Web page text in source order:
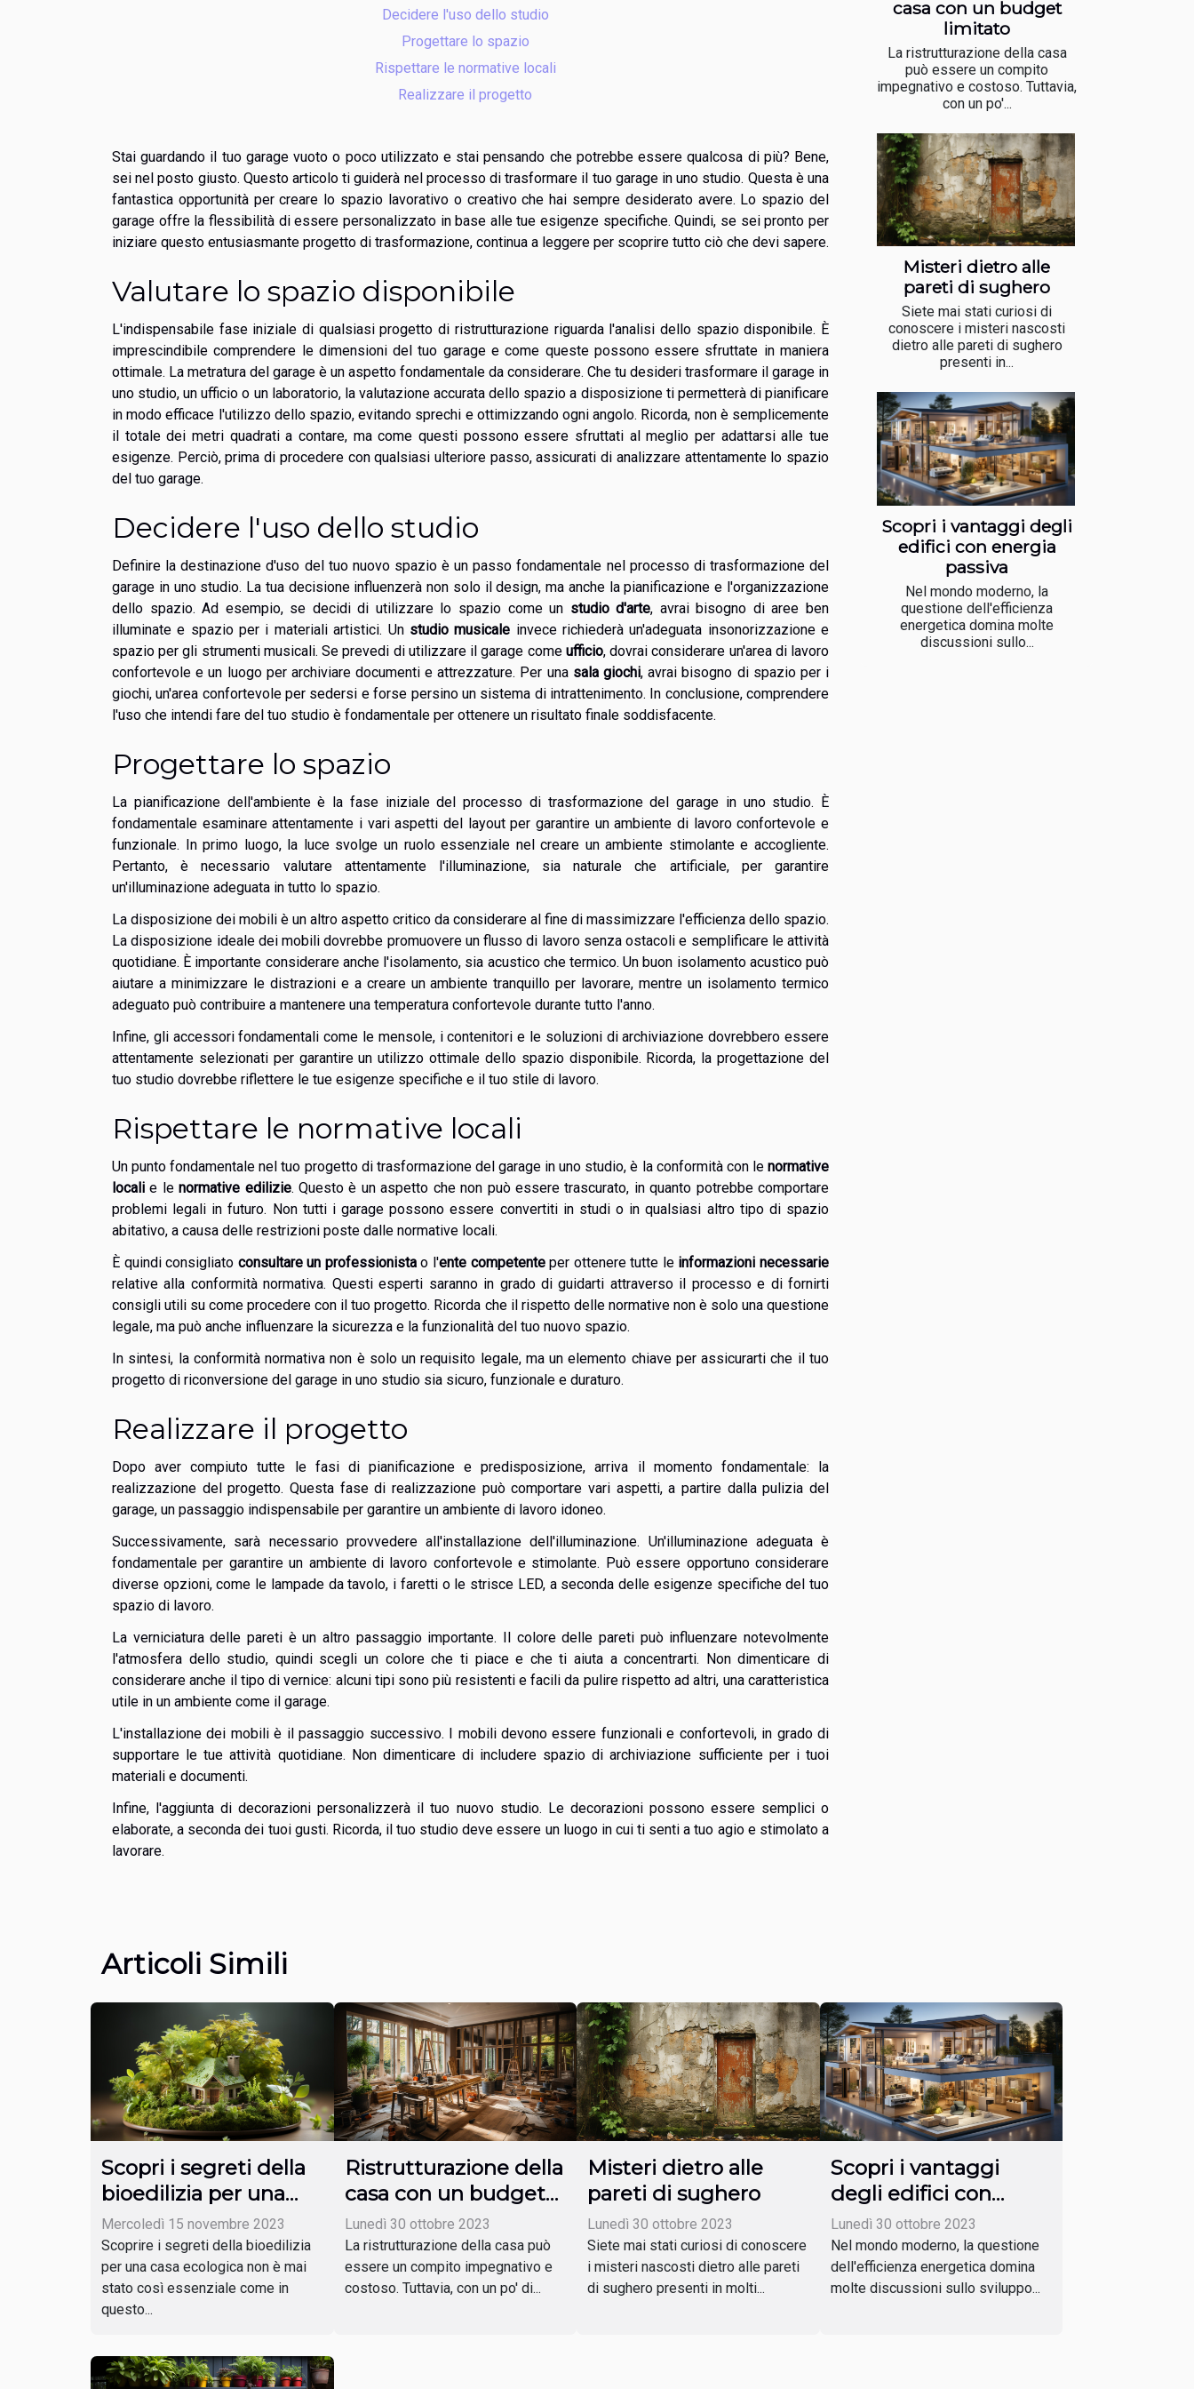
Decidere l'uso dello studio
Progettare lo spazio
Rispettare le normative locali
Realizzare il progetto
Stai guardando il tuo garage vuoto o poco utilizzato e stai pensando che potrebbe essere qualcosa di più? Bene,
sei nel posto giusto. Questo articolo ti guiderà nel processo di trasformare il tuo garage in uno studio. Questa è una
fantastica opportunità per creare lo spazio lavorativo o creativo che hai sempre desiderato avere. Lo spazio del
garage offre la flessibilità di essere personalizzato in base alle tue esigenze specifiche. Quindi, se sei pronto per
iniziare questo entusiasmante progetto di trasformazione, continua a leggere per scoprire tutto ciò che devi sapere.
Valutare lo spazio disponibile
L'indispensabile fase iniziale di qualsiasi progetto di ristrutturazione riguarda l'analisi dello spazio disponibile. È
imprescindibile comprendere le dimensioni del tuo garage e come queste possono essere sfruttate in maniera
ottimale. La metratura del garage è un aspetto fondamentale da considerare. Che tu desideri trasformare il garage in
uno studio, un ufficio o un laboratorio, la valutazione accurata dello spazio a disposizione ti permetterà di pianificare
in modo efficace l'utilizzo dello spazio, evitando sprechi e ottimizzando ogni angolo. Ricorda, non è semplicemente
il totale dei metri quadrati a contare, ma come questi possono essere sfruttati al meglio per adattarsi alle tue
esigenze. Perciò, prima di procedere con qualsiasi ulteriore passo, assicurati di analizzare attentamente lo spazio
del tuo garage.
Decidere l'uso dello studio
Definire la destinazione d'uso del tuo nuovo spazio è un passo fondamentale nel processo di trasformazione del
garage in uno studio. La tua decisione influenzerà non solo il design, ma anche la pianificazione e l'organizzazione
dello spazio. Ad esempio, se decidi di utilizzare lo spazio come un studio d'arte, avrai bisogno di aree ben
illuminate e spazio per i materiali artistici. Un studio musicale invece richiederà un'adeguata insonorizzazione e
spazio per gli strumenti musicali. Se prevedi di utilizzare il garage come ufficio, dovrai considerare un'area di lavoro
confortevole e un luogo per archiviare documenti e attrezzature. Per una sala giochi, avrai bisogno di spazio per i
giochi, un'area confortevole per sedersi e forse persino un sistema di intrattenimento. In conclusione, comprendere
l'uso che intendi fare del tuo studio è fondamentale per ottenere un risultato finale soddisfacente.
Progettare lo spazio
La pianificazione dell'ambiente è la fase iniziale del processo di trasformazione del garage in uno studio. È
fondamentale esaminare attentamente i vari aspetti del layout per garantire un ambiente di lavoro confortevole e
funzionale. In primo luogo, la luce svolge un ruolo essenziale nel creare un ambiente stimolante e accogliente.
Pertanto, è necessario valutare attentamente l'illuminazione, sia naturale che artificiale, per garantire
un'illuminazione adeguata in tutto lo spazio.
La disposizione dei mobili è un altro aspetto critico da considerare al fine di massimizzare l'efficienza dello spazio.
La disposizione ideale dei mobili dovrebbe promuovere un flusso di lavoro senza ostacoli e semplificare le attività
quotidiane. È importante considerare anche l'isolamento, sia acustico che termico. Un buon isolamento acustico può
aiutare a minimizzare le distrazioni e a creare un ambiente tranquillo per lavorare, mentre un isolamento termico
adeguato può contribuire a mantenere una temperatura confortevole durante tutto l'anno.
Infine, gli accessori fondamentali come le mensole, i contenitori e le soluzioni di archiviazione dovrebbero essere
attentamente selezionati per garantire un utilizzo ottimale dello spazio disponibile. Ricorda, la progettazione del
tuo studio dovrebbe riflettere le tue esigenze specifiche e il tuo stile di lavoro.
Rispettare le normative locali
Un punto fondamentale nel tuo progetto di trasformazione del garage in uno studio, è la conformità con le normative
locali e lenormative edilizie. Questo è un aspetto che non può essere trascurato, in quanto potrebbe comportare
problemi legali in futuro. Non tutti i garage possono essere convertiti in studi o in qualsiasi altro tipo di spazio
abitativo, a causa delle restrizioni poste dalle normative locali.
È quindi consigliato consultare un professionistao l'ente competenteper ottenere tutte le informazioni necessarie
relative alla conformità normativa. Questi esperti saranno in grado di guidarti attraverso il processo e di fornirti
consigli utili su come procedere con il tuo progetto. Ricorda che il rispetto delle normative non è solo una questione
legale, ma può anche influenzare la sicurezza e la funzionalità del tuo nuovo spazio.
In sintesi, la conformità normativa non è solo un requisito legale, ma un elemento chiave per assicurarti che il tuo
progetto di riconversione del garage in uno studio sia sicuro, funzionale e duraturo.
Realizzare il progetto
Dopo aver compiuto tutte le fasi di pianificazione e predisposizione, arriva il momento fondamentale: la
realizzazione del progetto. Questa fase di realizzazione può comportare vari aspetti, a partire dalla pulizia del
garage, un passaggio indispensabile per garantire un ambiente di lavoro idoneo.
Successivamente, sarà necessario provvedere all'installazione dell'illuminazione. Un'illuminazione adeguata è
fondamentale per garantire un ambiente di lavoro confortevole e stimolante. Può essere opportuno considerare
diverse opzioni, come le lampade da tavolo, i faretti o le strisce LED, a seconda delle esigenze specifiche del tuo
spazio di lavoro.
La verniciatura delle pareti è un altro passaggio importante. Il colore delle pareti può influenzare notevolmente
l'atmosfera dello studio, quindi scegli un colore che ti piace e che ti aiuta a concentrarti. Non dimenticare di
considerare anche il tipo di vernice: alcuni tipi sono più resistenti e facili da pulire rispetto ad altri, una caratteristica
utile in un ambiente come il garage.
L'installazione dei mobili è il passaggio successivo. I mobili devono essere funzionali e confortevoli, in grado di
supportare le tue attività quotidiane. Non dimenticare di includere spazio di archiviazione sufficiente per i tuoi
materiali e documenti.
Infine, l'aggiunta di decorazioni personalizzerà il tuo nuovo studio. Le decorazioni possono essere semplici o
elaborate, a seconda dei tuoi gusti. Ricorda, il tuo studio deve essere un luogo in cui ti senti a tuo agio e stimolato a
lavorare.
casa con un budget
limitato
La ristrutturazione della casa
può essere un compito
impegnativo e costoso. Tuttavia,
con un po'...
Misteri dietro alle
pareti di sughero
Siete mai stati curiosi di
conoscere i misteri nascosti
dietro alle pareti di sughero
presenti in...
Scopri i vantaggi degli
edifici con energia
passiva
Nel mondo moderno, la
questione dell'efficienza
energetica domina molte
discussioni sullo...
Articoli Simili
Scopri i segreti della
bioedilizia per una
casa ecologica
Mercoledì 15 novembre 2023
Scoprire i segreti della bioedilizia
per una casa ecologica non è mai
stato così essenziale come in
questo...
Ristrutturazione della
casa con un budget
limitato
Lunedì 30 ottobre 2023
La ristrutturazione della casa può
essere un compito impegnativo e
costoso. Tuttavia, con un po' di...
Misteri dietro alle
pareti di sughero
Lunedì 30 ottobre 2023
Siete mai stati curiosi di conoscere
i misteri nascosti dietro alle pareti
di sughero presenti in molti...
Scopri i vantaggi
degli edifici con
energia passiva
Lunedì 30 ottobre 2023
Nel mondo moderno, la questione
dell'efficienza energetica domina
molte discussioni sullo sviluppo...